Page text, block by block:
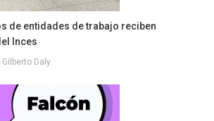
de entidades de trabajo reciben
Inces
Gilberto Daly